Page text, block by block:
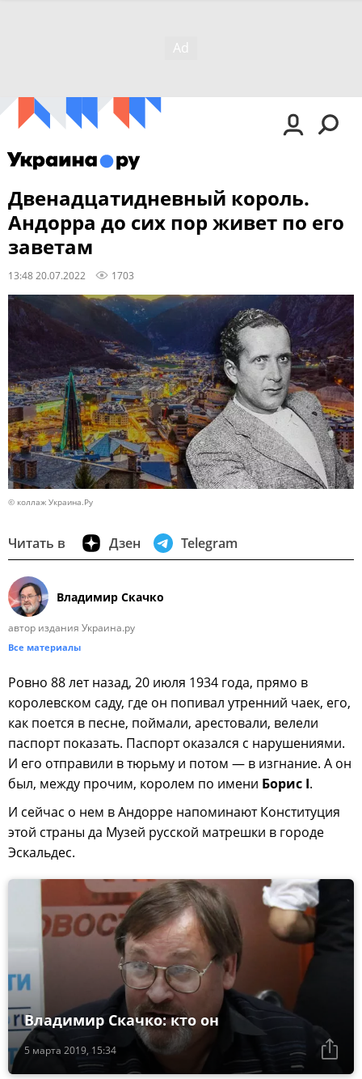
Двенадцатидневный король.
Андорра до сих пор живет по его
заветам
13:48 20.07.2022 1703
© коллаж Украина.Ру
Читать в Дзен Telegram
Владимир Скачко
автор издания Украина.ру
Все материалы
Ровно 88 лет назад, 20 июля 1934 года, прямо в
королевском саду, где он попивал утренний чаек, его,
как поется в песне, поймали, арестовали, велели
паспорт показать. Паспорт оказался с нарушениями.
И его отправили в тюрьму и потом — в изгнание. А он
был, между прочим, королем по имени Бориc I.
И сейчас о нем в Андорре напоминают Конституция
этой страны да Музей русской матрешки в городе
Эскальдес.
5 марта 2019, 15:34
Владимир Скачко: кто он